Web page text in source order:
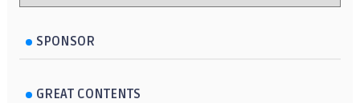
SPONSOR
GREAT CONTENTS